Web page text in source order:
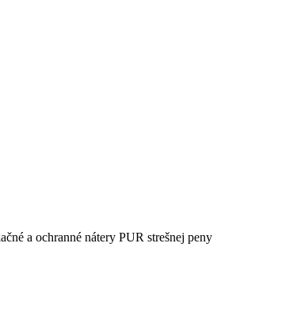
a ochranné nátery PUR strešnej peny